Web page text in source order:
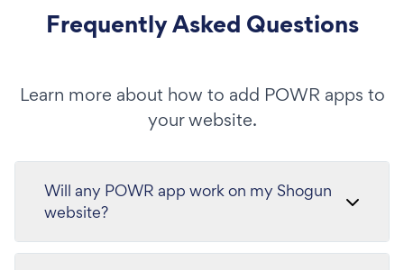
Frequently Asked Questions
Learn more about how to add POWR apps to
your website.
Will any POWR app work on my Shogun
website?